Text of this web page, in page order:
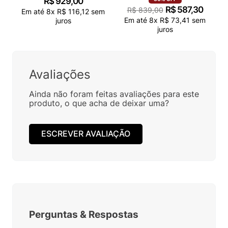
Em até 8x R$ 116,12 sem
juros
R$ 839,00 R$ 587,30
Em até 8x R$ 73,41 sem
juros
Avaliações
Ainda não foram feitas avaliações para este
produto, o que acha de deixar uma?
ESCREVER AVALIAÇÃO
Perguntas & Respostas